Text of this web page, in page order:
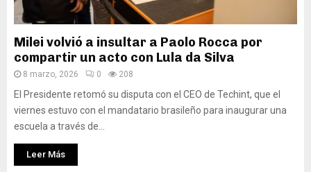
Milei volvió a insultar a Paolo Rocca por
compartir un acto con Lula da Silva
8 marzo, 2026 0 208
El Presidente retomó su disputa con el CEO de Techint, que el
viernes estuvo con el mandatario brasileño para inaugurar una
escuela a través de...
Leer Más